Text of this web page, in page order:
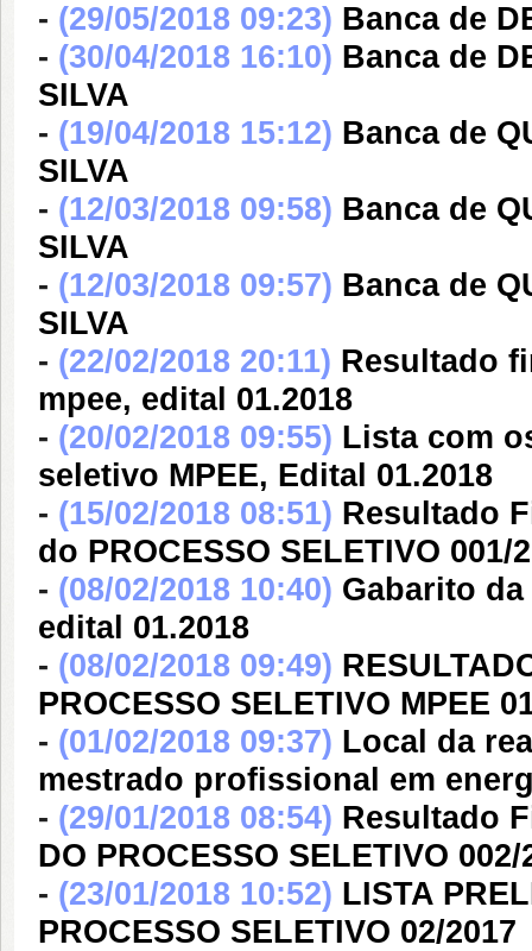
- (29/05/2018 09:23) Banca de
- (30/04/2018 16:10) Banca de
SILVA
- (19/04/2018 15:12) Banca de
SILVA
- (12/03/2018 09:58) Banca de
SILVA
- (12/03/2018 09:57) Banca de
SILVA
- (22/02/2018 20:11) Resultado
mpee, edital 01.2018
- (20/02/2018 09:55) Lista com
seletivo MPEE, Edital 01.2018
- (15/02/2018 08:51) Resultado
do PROCESSO SELETIVO 001/
- (08/02/2018 10:40) Gabarito
edital 01.2018
- (08/02/2018 09:49)
PROCESSO SELETIVO MPEE
- (01/02/2018 09:37) Local da
mestrado profissional em
- (29/01/2018 08:54) Resultado
DO PROCESSO SELETIVO 002/
- (23/01/2018 10:52) LISTA
PROCESSO SELETIVO 02/2017